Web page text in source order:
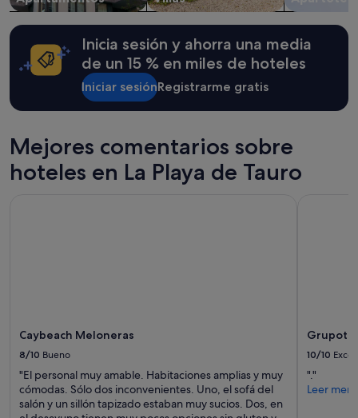
aplicarse
términos
condiciones
adicionales.
Inicia sesión y ahorra una media
de un 15 % en miles de hoteles
Iniciar sesiónRegistrarme gratis
Mejores comentarios sobre
hoteles en La Playa de Tauro
Caybeach Meloneras
8/10 Bueno
"El personal muy amable. Habitaciones amplias y muy
cómodas. Sólo dos inconvenientes. Uno, el sofá del
salón y un sillón tapizado estaban muy sucios. Dos, en
10/10
"."
Leer